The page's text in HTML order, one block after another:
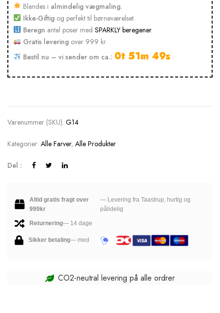
Blandes i almindelig vægmaling.
Ikke-Giftigog perfekt til børneværelset.
Beregn antal poser med SPARKLY beregener.
Gratis leveringover 999 kr.
Bestil nu – vi sender om ca.: 0t 51m 49s
Varenummer (SKU): G14
Kategorier: Alle Farver, Alle Produkter
Del :
Altid gratis fragt over
999kr
— Levering fra Taastrup, hurtig og
pålidelig
Returnering— 14 dage
Sikker betaling— med
CO2-neutral levering på alle ordrer